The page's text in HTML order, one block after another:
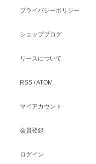
プライバシーポリシー
ショップブログ
リースについて
RSS /ATOM
マイアカウント
会員登録
ログイン